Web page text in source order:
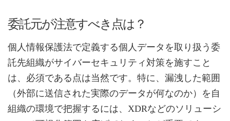
委託元が注意すべき点は？
個人情報保護法で定義する個人データを取り扱う委
託先組織がサイバーセキュリティ対策を施すこと
は、必須である点は当然です。特に、漏洩した範囲
（外部に送信された実際のデータが何なのか）を自
組織の環境で把握するには、XDRなどのソリューシ